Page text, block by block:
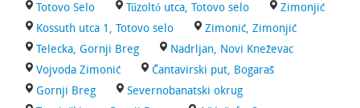
Totovo Selo
Tűzoltó utca, Totovo selo
Zimonjić
Kossuth utca 1, Totovo selo
Zimonić, Zimonjić
Telecka, Gornji Breg
Nadrljan, Novi Kneževac
Vojvoda Zimonić
Čantavirski put, Bogaraš
Gornji Breg
Severnobanatski okrug